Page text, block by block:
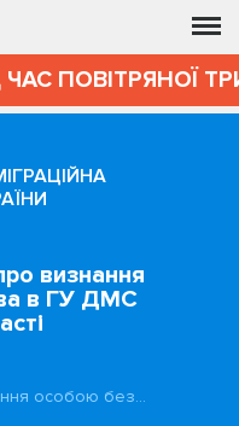
ПОВІТРЯНОЇ
визнання
в ГУ ДМС
особою без…